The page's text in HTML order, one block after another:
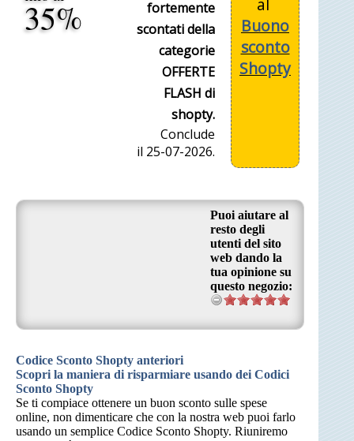
35%
fortemente
scontati della
categorie
OFFERTE
FLASH di
shopty.
Conclude
il 25-07-2026.
al
Buono
sconto
Shopty
Puoi aiutare al
resto degli
utenti del sito
web dando la
tua opinione su
questo negozio:
Codice Sconto Shopty anteriori
Scopri la maniera di risparmiare usando dei Codici
Sconto Shopty
Se ti compiace ottenere un buon sconto sulle spese
online, non dimenticare che con la nostra web puoi farlo
usando un semplice Codice Sconto Shopty. Riuniremo